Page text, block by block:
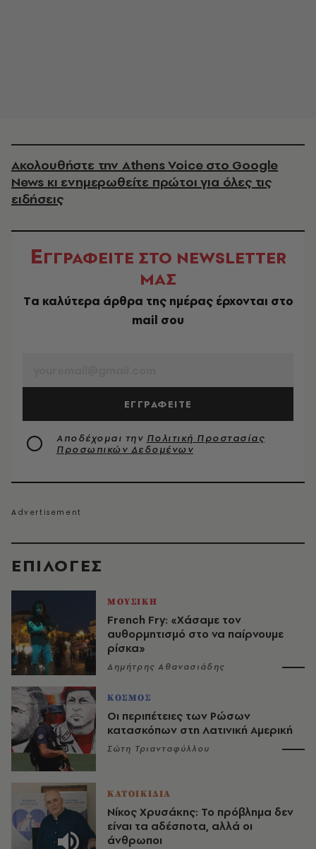
EΠΙΛΟΓΈΣ
ΜΟΥΣΙΚΗ
French Fry: «Χάσαμε τον
αυθορμητισμό στο να παίρνουμε
ρίσκα»
Δημήτρης Αθανασιάδης
ΚΟΣΜΟΣ
Οι περιπέτειες των Ρώσων
κατασκόπων στη Λατινική Αμερική
Σώτη Τριανταφύλλου
ΚΑΤΟΙΚΙΔΙΑ
Νίκος Χρυσάκης: Το πρόβλημα δεν
είναι τα αδέσποτα, αλλά οι
άνθρωποι
Ακολουθήστε την Athens Voice στο Google
News κι ενημερωθείτε πρώτοι για όλες τις
ειδήσεις
ΕΓΓΡΑΦΕΙΤΕ ΣΤΟ NEWSLETTER
ΜΑΣ
Tα καλύτερα άρθρα της ημέρας έρχονται στο
mail σου
ΕΓΓΡΑΦΕΙΤΕ
Αποδέχομαι την Πολιτική Προστασίας
Προσωπικών Δεδομένων